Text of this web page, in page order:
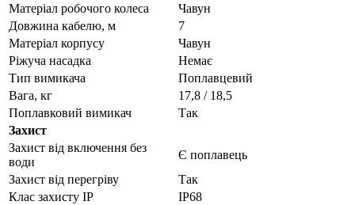
Матеріал робочого колеса
Чавун
Довжина кабелю, м
7
Матеріал корпусу
Чавун
Ріжуча насадка
Немає
Тип вимикача
Поплавцевий
Вага, кг
17,8 / 18,5
Поплавковий вимикач
Так
Захист
Захист від включення без
води
Є поплавець
Захист від перегріву
Так
Клас захисту IP
IP68